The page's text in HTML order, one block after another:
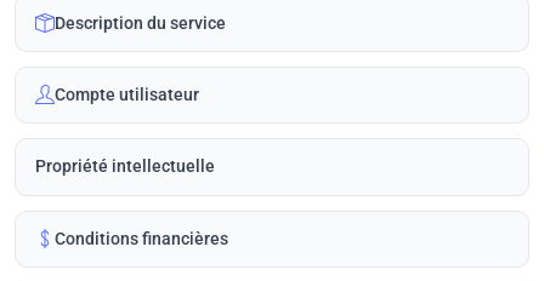
Description du service
Compte utilisateur
Propriété intellectuelle
Conditions financières